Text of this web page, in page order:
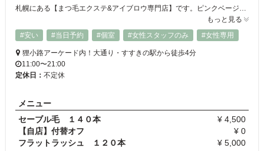
札幌にある【まつ毛エクステ&アイブロウ専門店】です。ピンクベージュを基調とした落ち着いた店内でリラックスできます。 講習に合格し、美容師免許取得者のスタッフが施術を担当いたしますので初めての方にも安心してご利用いただけます♪
もっと見る
#安い
#当日予約 #個室 #女性スタッフのみ #女性専用
狸小路アーケード内！大通り・すすきの駅から徒歩4分
11:00〜21:00
定休日： 不定休
メニュー
セーブル毛 １４０本
¥ 4,500
【自店】付替オフ
¥ 0
フラットラッシュ １２０本
¥ 5,000